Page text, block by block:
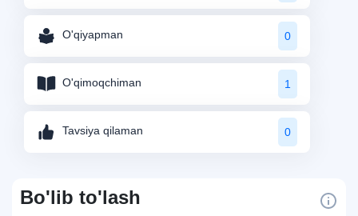
O'qiyapman 0
O'qimoqchiman 1
Tavsiya qilaman 0
Bo'lib to'lash